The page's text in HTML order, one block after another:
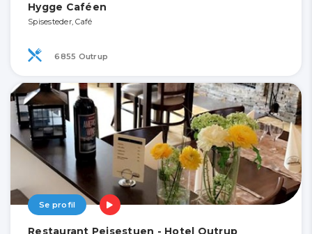
Hygge Caféen
Spisesteder, Café
6855 Outrup
Se profil